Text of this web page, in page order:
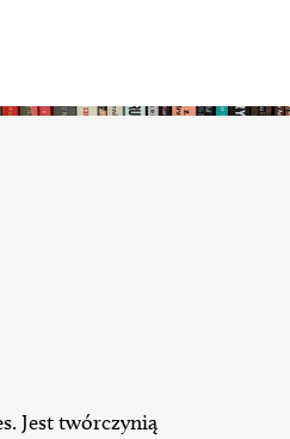
Jest twórczynią